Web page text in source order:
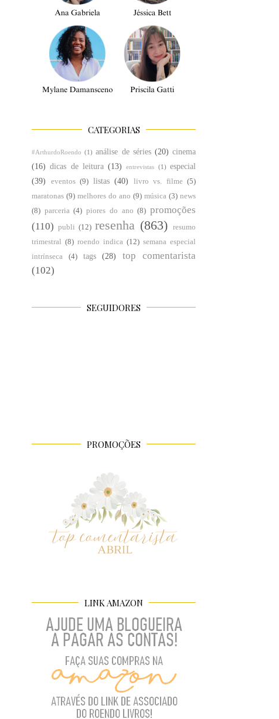
CATEGORIAS
#ArthurdoRoendo (1) análise de séries (20) cinema
(16) dicas de leitura (13) entrevistas (1) especial
(39)
eventos (9) listas (40) livro vs. filme (5)
maratonas (9) melhores do ano (9) música (3) news
(8) parceria (4) piores do ano (8) promoções
(110) publi (12) resenha (863)
resumo
trimestral (8) roendo indica (12) semana especial
intrínseca
(4) tags (28)
top comentarista
(102)
SEGUIDORES
PROMOÇÕES
LINK AMAZON